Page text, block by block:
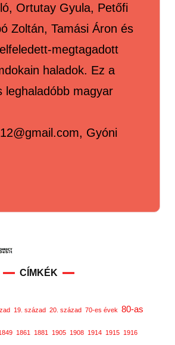
Ortutay Gyula, Petőfi
Zoltán, Tamási Áron és
megtagadott
haladok. Ez a
leghaladóbb magyar
Gyóni
CÍMKÉK
19. század 20. század 70-es évek 80-as
1861 1881 1905 1908 1914 1915 1916